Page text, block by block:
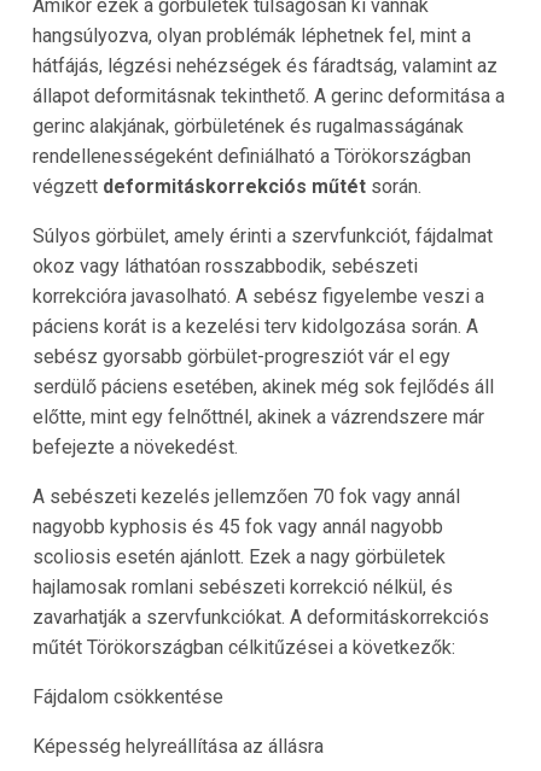
Amikor ezek a görbületek túlságosan ki vannak
hangsúlyozva, olyan problémák léphetnek fel, mint a
hátfájás, légzési nehézségek és fáradtság, valamint az
állapot deformitásnak tekinthető. A gerinc deformitása a
gerinc alakjának, görbületének és rugalmasságának
rendellenességeként definiálható a Törökországban
végzett deformitáskorrekciós műtétsorán.
Súlyos görbület, amely érinti a szervfunkciót, fájdalmat
okoz vagy láthatóan rosszabbodik, sebészeti
korrekcióra javasolható. A sebész figyelembe veszi a
páciens korát is a kezelési terv kidolgozása során. A
sebész gyorsabb görbület-progresziót vár el egy
serdülő páciens esetében, akinek még sok fejlődés áll
előtte, mint egy felnőttnél, akinek a vázrendszere már
befejezte a növekedést.
A sebészeti kezelés jellemzően 70 fok vagy annál
nagyobb kyphosis és 45 fok vagy annál nagyobb
scoliosis esetén ajánlott. Ezek a nagy görbületek
hajlamosak romlani sebészeti korrekció nélkül, és
zavarhatják a szervfunkciókat. A deformitáskorrekciós
műtét Törökországban célkitűzései a következők:
Fájdalom csökkentése
Képesség helyreállítása az állásra